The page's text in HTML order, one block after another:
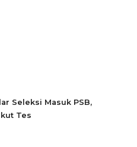
Seleksi Masuk PSB,
Tes